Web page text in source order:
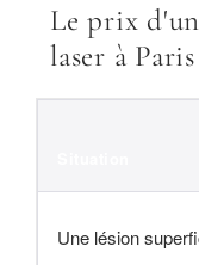
Le prix
laser à
Une lésion